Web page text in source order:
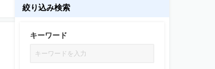
絞り込み検索
キーワード